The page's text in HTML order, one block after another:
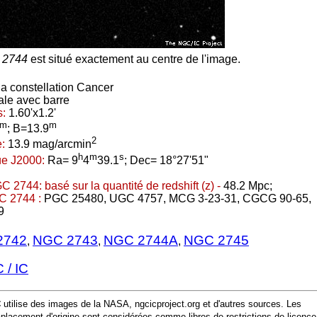
est situé exactement au centre de l'image.
constellation Cancer
avec barre
1.60'x1.2'
m; B=13.9m
13.9 mag/arcmin2
J2000: Ra= 9h4m39.1s; Dec= 18°27'51"
2744: basé sur la quantité de redshift (z) - 48.2 Mpc;
2744 : PGC 25480, UGC 4757, MCG 3-23-31, CGCG 90-65,
, NGC 2743, NGC 2744A, NGC 2745
/ IC
utilise des images de la NASA, ngcicproject.org et d'autres sources. Les